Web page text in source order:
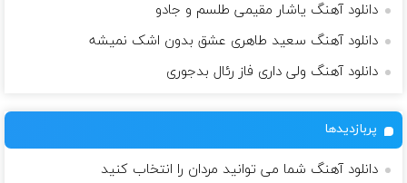
دانلود آهنگ یاشار مقیمی طلسم و جادو
دانلود آهنگ سعید طاهری عشق بدون اشک نمیشه
دانلود آهنگ ولى دارى فاز رئال بدجورى
پربازدیدها
دانلود آهنگ شما می توانید مردان را انتخاب کنید